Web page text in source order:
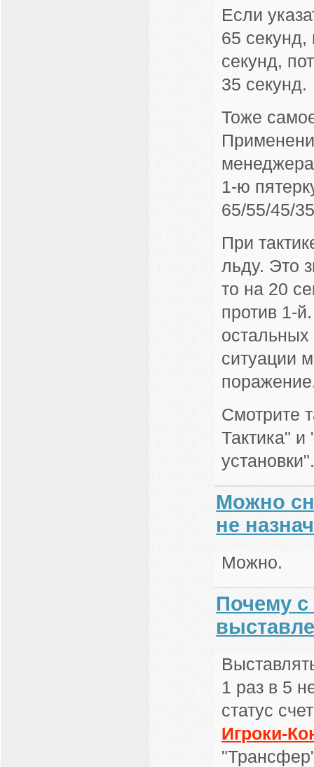
Если
65 секунд,
секунд,
35 секунд.
Тоже
1-ю
65/55/45/
При
льду. Это
то на 20
против 1-
остальных
ситуации
Смотрите
Тактика"
Можно
не
Можно.
Почему
1 раз в 5
статус
Игроки-